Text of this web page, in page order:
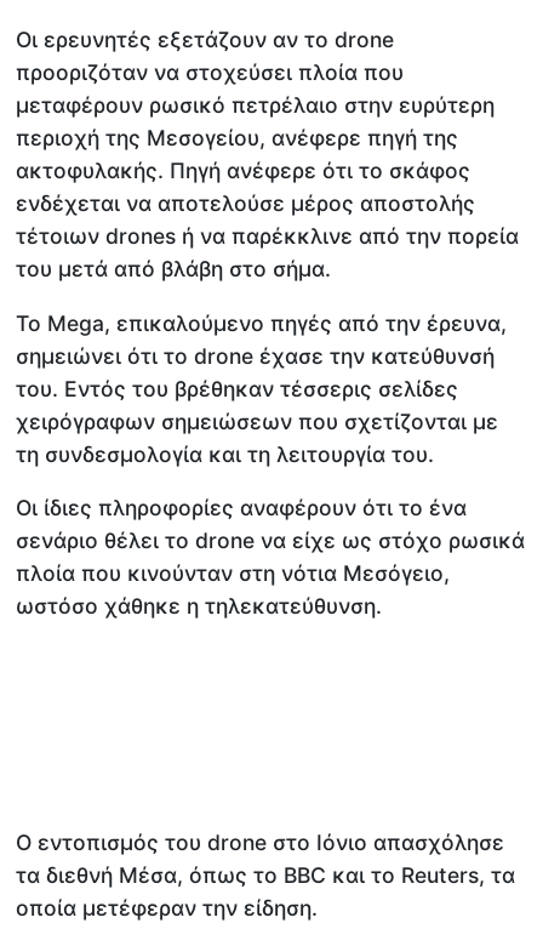
Οι ερευνητές εξετάζουν αν το drone
προοριζόταν να στοχεύσει πλοία που
μεταφέρουν ρωσικό πετρέλαιο στην ευρύτερη
περιοχή της Μεσογείου, ανέφερε πηγή της
ακτοφυλακής. Πηγή ανέφερε ότι το σκάφος
ενδέχεται να αποτελούσε μέρος αποστολής
τέτοιων drones ή να παρέκκλινε από την πορεία
του μετά από βλάβη στο σήμα.
Το Mega, επικαλούμενο πηγές από την έρευνα,
σημειώνει ότι το drone έχασε την κατεύθυνσή
του. Εντός του βρέθηκαν τέσσερις σελίδες
χειρόγραφων σημειώσεων που σχετίζονται με
τη συνδεσμολογία και τη λειτουργία του.
Οι ίδιες πληροφορίες αναφέρουν ότι το ένα
σενάριο θέλει το drone να είχε ως στόχο ρωσικά
πλοία που κινούνταν στη νότια Μεσόγειο,
ωστόσο χάθηκε η τηλεκατεύθυνση.
Ο εντοπισμός του drone στο Ιόνιο απασχόλησε
τα διεθνή Μέσα, όπως το BBC και το Reuters, τα
οποία μετέφεραν την είδηση.